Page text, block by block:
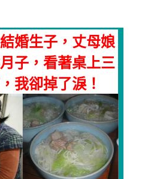
婚生子，丈母娘
子，看著桌上三
我卻掉了淚！